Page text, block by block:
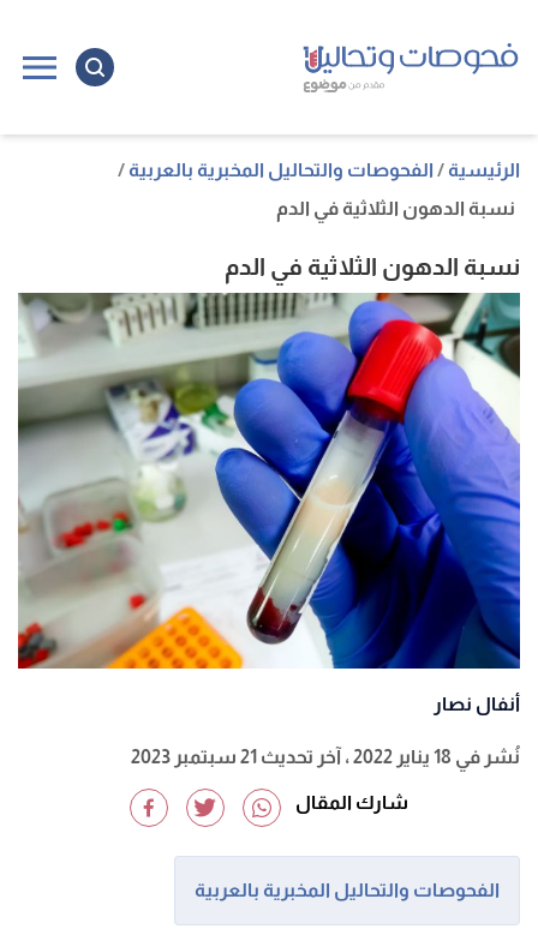
الرئيسية
الفحوصات والتحاليل المخبرية بالعربية
نسبة الدهون الثلاثية في الدم
نسبة الدهون الثلاثية في الدم
أنفال نصار
نُشر في 18 يناير 2022 ، آخر تحديث 21 سبتمبر 2023
شارك المقال
الفحوصات والتحاليل المخبرية بالعربية